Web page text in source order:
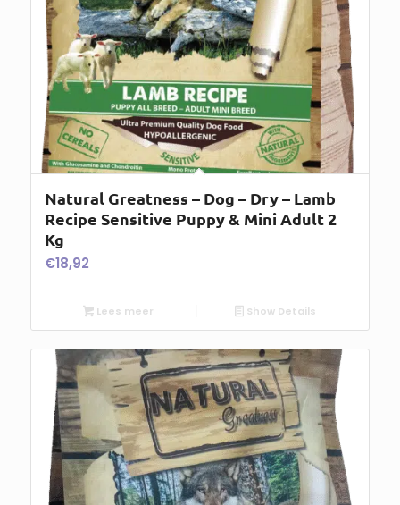
Natural Greatness – Dog – Dry – Lamb
Recipe Sensitive Puppy & Mini Adult 2
Kg
€18,92
Lees meer Show Details